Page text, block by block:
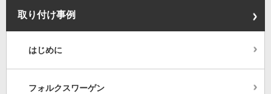
取り付け事例
はじめに
フォルクスワーゲン